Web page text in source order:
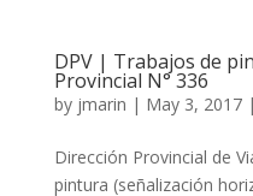
DPV | Trabajos de
Provincial N° 336
by jmarin | May 3, 2017|
Dirección Provincial de
pintura (señalización